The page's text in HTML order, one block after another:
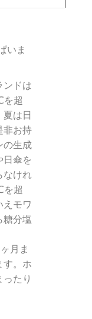
いま
ンドは
を超
は日
非お持
の生成
日傘を
なけれ
を超
えモワ
糖分塩
月ま
す。ホ
たり